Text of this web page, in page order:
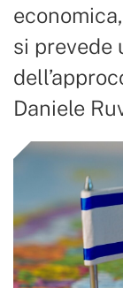
si prevede
Daniele